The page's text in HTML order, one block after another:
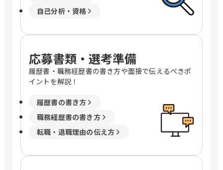
自己分析・資格
応募書類・選考準備
履歴書・職務経歴書の書き方や面接で伝えるべきポ
イントを解説！
履歴書の書き方
職務経歴書の書き方
転職・退職理由の伝え方